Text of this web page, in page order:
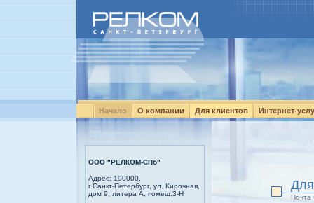
Начало О компании Для клиентов Интернет-
ООО "РЕЛКОМ-СПб"
Адрес: 190000,
г.Санкт-Петербург, ул. Кирочная,
дом 9,
литера А, помещ.3-Н Почта